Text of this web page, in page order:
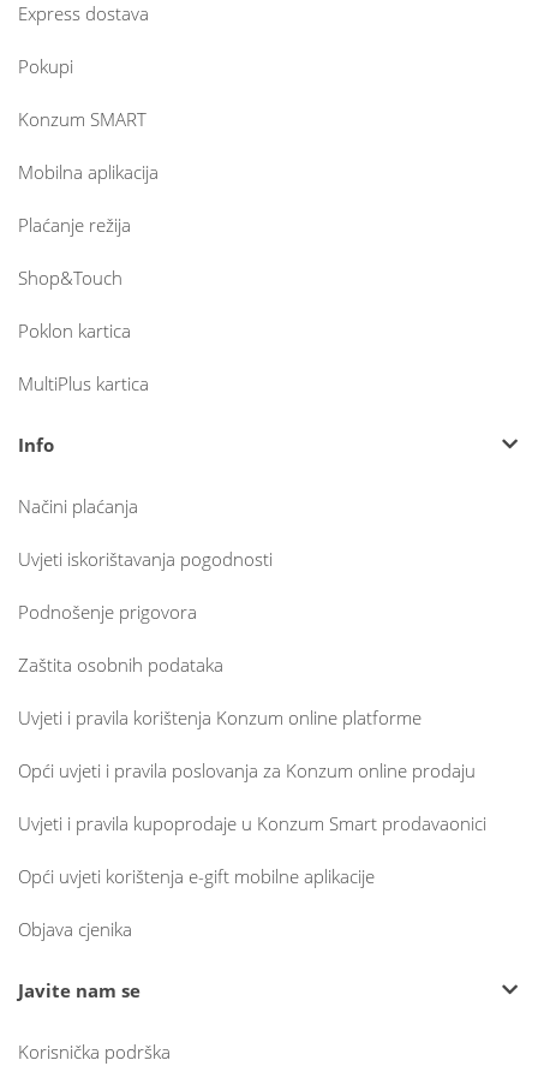
Express dostava
Pokupi
Konzum SMART
Mobilna aplikacija
Plaćanje režija
Shop&Touch
Poklon kartica
MultiPlus kartica
Info
Načini plaćanja
Uvjeti iskorištavanja pogodnosti
Podnošenje prigovora
Zaštita osobnih podataka
Uvjeti i pravila korištenja Konzum online platforme
Opći uvjeti i pravila poslovanja za Konzum online prodaju
Uvjeti i pravila kupoprodaje u Konzum Smart prodavaonici
Opći uvjeti korištenja e-gift mobilne aplikacije
Objava cjenika
Javite nam se
Korisnička podrška